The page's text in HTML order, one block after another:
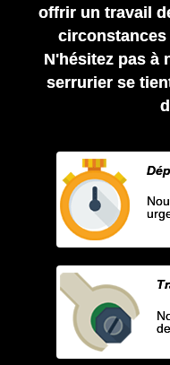
offrir un travail
circonstances
N'hésitez pas à
serrurier se